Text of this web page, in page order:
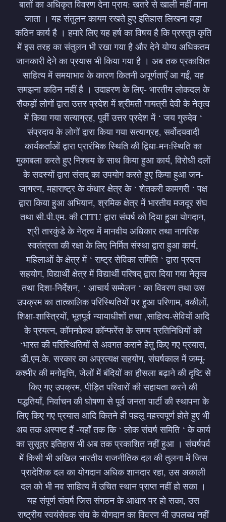
बातों का अधिकृत विवरण देना प्राय: खतरे से खाली नहीं माना
जाता । यह संतुलन कायम रखते हुए इतिहास लिखना बड़ा
कठिन कार्य है । हमारे लिए यह हर्ष का विषय है कि प्रस्तुत कृति
में इस तरह का संतुलन भी रखा गया है और देने योग्य अधिकतम
जानकारी देने का प्रयास भी किया गया है । अब तक प्रकाशित
साहित्य में समयाभाव के कारण कितनी अपूर्णताएँ आ गईं, यह
समझना कठिन नहीं है । उदाहरण के लिए- भारतीय लोकदल के
सैकड़ों लोगों द्वारा उत्तर प्रदेश में श्रीमती गायत्री देवी के नेतृत्व
में किया गया सत्याग्रह, पूर्वी उत्तर प्रदेश में ‘ जय गुरुदेव ‘
संप्रदाय के लोगों द्वारा किया गया सत्याग्रह, सर्वोदयवादी
कार्यकर्ताओं द्वारा प्रारंभिक स्थिति की द्विधा-मनःस्थिति का
मुकाबला करते हुए निश्चय के साथ किया हुआ कार्य, विरोधी दलों
के सदस्यों द्वारा संसद् का उपयोग करते हुए किया हुआ जन-
जागरण, महाराष्ट्र के कंधार क्षेत्र के ‘ शेतकरी कामगरी ‘ पक्ष
द्वारा किया हुआ अभियान, श्रमिक क्षेत्र में भारतीय मजदूर संघ
तथा सी.पी.एम. की CITU द्वारा संघर्ष को दिया हुआ योगदान,
श्री तारकुंडे के नेतृत्व में मानवीय अधिकार तथा नागरिक
स्वतंत्रता की रक्षा के लिए निर्मित संस्था द्वारा हुआ कार्य,
महिलाओं के क्षेत्र में ‘ राष्ट्र सेविका समिति ‘ द्वारा प्रदत्त
सहयोग, विद्यार्थी क्षेत्र में विद्यार्थी परिषद् द्वारा दिया गया नेतृत्व
तथा दिशा-निर्देशन, ‘ आचार्य सम्मेलन ‘ का विवरण तथा उस
उपक्रम का तात्कालिक परिस्थितियों पर हुआ परिणाम, वकीलों,
शिक्षा-शास्त्रियों, भूतपूर्व न्यायाधीशों तथा ,साहित्य-सेवियों आदि
के प्रयत्न, कॉमनवेल्थ कॉन्फरेंस के समय प्रतिनिधियों को
‘भारत की परिस्थितियों से अवगत कराने हेतु किए गए प्रयास,
डी.एम.के. सरकार का अप्रत्यक्ष सहयोग, संघर्षकाल में जम्मू-
कश्मीर की मनोवृत्ति, जेलों में बंदियों का हौसला बढ़ाने की दृष्टि से
किए गए उपक्रम, पीड़ित परिवारों की सहायता करने की
पद्धतियाँ, निर्वाचन की घोषणा से पूर्व जनता पार्टी की स्थापना के
लिए किए गए प्रयास आदि कितने ही पहलू महत्त्वपूर्ण होते हुए भी
अब तक अस्पष्ट हैं -यहाँ तक कि ‘ लोक संघर्ष समिति ‘ के कार्य
का सुसूत्र इतिहास भी अब तक प्रकाशित नहीं हुआ । संघर्षपर्व
में किसी भी अखिल भारतीय राजनीतिक दल की तुलना में जिस
प्रादेशिक दल का योगदान अधिक शानदार रहा, उस अकाली
दल को भी नव साहित्य में उचित स्थान प्राप्त नहीं हो सका ।
यह संपूर्ण संघर्ष जिस संगठन के आधार पर हो सका, उस
राष्ट्रीय स्वयंसेवक संघ के योगदान का विवरण भी उपलब्ध नहीं
Dattopant
Thengadi
Stay up to date! Get all the latest &
greatest posts delivered straight to
your inbox
Subscribe